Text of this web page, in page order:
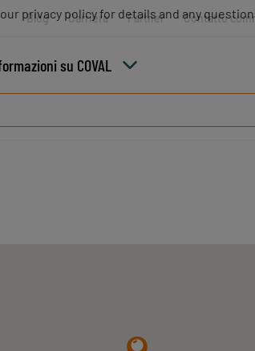
Blog Carriera Partner Contatto
su COVAL
privacy policy for details and any